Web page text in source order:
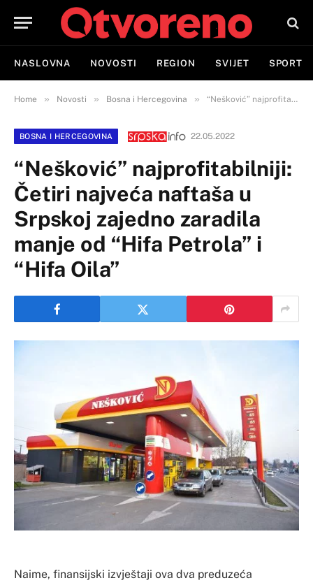
NASLOVNA NOVOSTI REGION SVIJET SPORT
Home » Novosti » Bosna i Hercegovina » “Nešković” najprofitabilniji: Četiri najveća naftaša u Srpskoj zajedno zaradila manje od “Hifa Petrola” i “Hifa Oila”
BOSNA I HERCEGOVINA 22.05.2022
“Nešković” najprofitabilniji:
Četiri najveća naftaša u
Srpskoj zajedno zaradila
manje od “Hifa Petrola” i
“Hifa Oila”
Naime, finansijski izvještaji ova dva preduzeća